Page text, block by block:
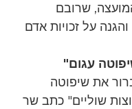
שרובם
על זכויות אדם
עגום"
את שיפוטה
שוליים" כתב שר